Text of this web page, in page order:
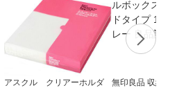
アスクル クリアーホルダ
無印良品 収納